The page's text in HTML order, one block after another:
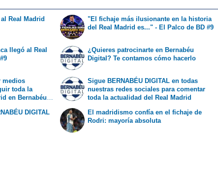
Real Madrid
llegó al Real
"El fichaje más ilusionante en la historia
del Real Madrid es..." - El Palco de BD #9
¿Quieres patrocinarte en Bernabéu
Digital? Te contamos cómo hacerlo
medios
toda la
en Bernabéu
DIGITAL
Sigue BERNABÉU DIGITAL en todas
nuestras redes sociales para comentar
toda la actualidad del Real Madrid
El madridismo confía en el fichaje de
Rodri: mayoría absoluta